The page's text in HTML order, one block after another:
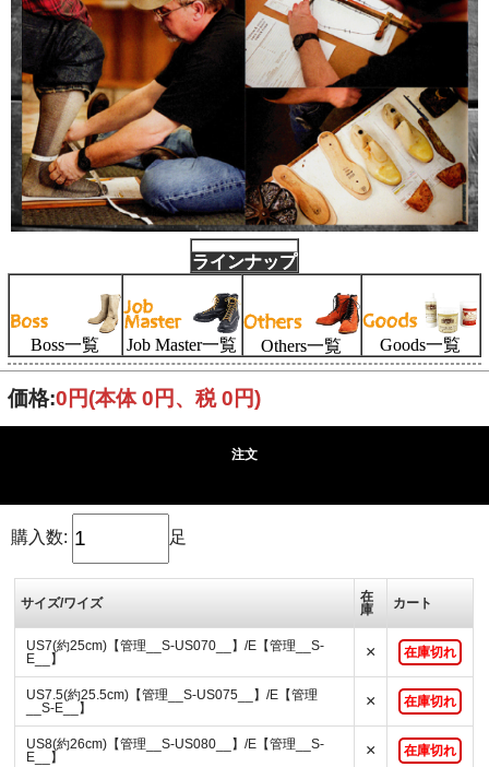
ラインナップ
Boss一覧 Job Master一覧 Others一覧 Goods一覧
価格:0円(本体 0円、税 0円)
注文
購入数: 足
サイズ/ワイズ
在
庫
カート
US7(約25cm)【管理__S-US070__】/E【管理__S-
E__】
× 在庫切れ
US7.5(約25.5cm)【管理__S-US075__】/E【管理
__S-E__】
× 在庫切れ
US8(約26cm)【管理__S-US080__】/E【管理__S-
E__】
× 在庫切れ